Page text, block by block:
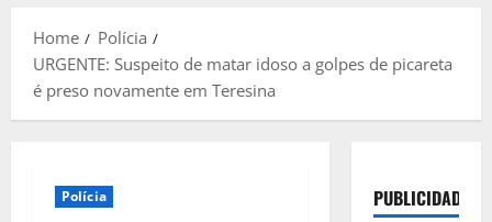
Home
Polícia
URGENTE: Suspeito de matar idoso a golpes de picareta
é preso novamente em Teresina
Polícia PUBLICIDADE